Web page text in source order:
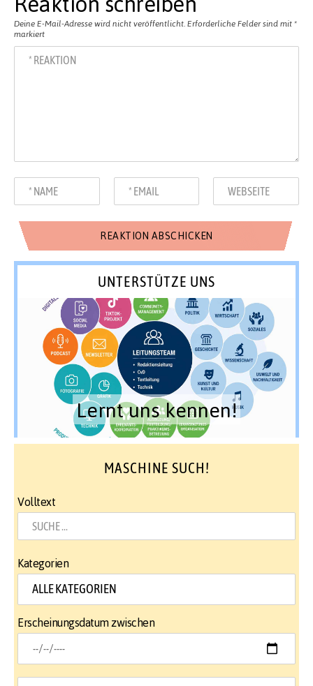
Deine E-Mail-Adresse wird nicht veröffentlicht. Erforderliche Felder sind mit *
markiert
UNTERSTÜTZE UNS
Lernt uns kennen!
MASCHINE SUCH!
Volltext
Kategorien
Erscheinungsdatum zwischen